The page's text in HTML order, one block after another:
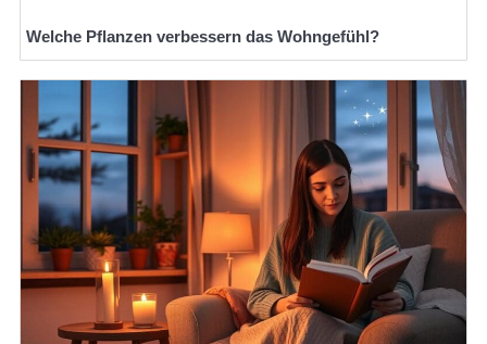
Welche Pflanzen verbessern das Wohngefühl?